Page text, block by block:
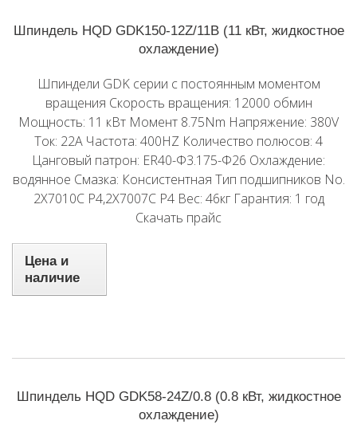
Шпиндель HQD GDK150-12Z/11B (11 кВт, жидкостное
охлаждение)
Шпиндели GDK серии с постоянным моментом
вращения Скорость вращения: 12000 обмин
Мощность: 11 кВт Момент 8.75Nm Напряжение: 380V
Ток: 22A Частота: 400HZ Количество полюсов: 4
Цанговый патрон: ER40-Φ3.175-Φ26 Охлаждение:
водянное Смазка: Консистентная Тип подшипников No.
2X7010C P4,2X7007C P4 Вес: 46кг Гарантия: 1 год
Скачать прайс
Цена и
наличие
Шпиндель HQD GDK58-24Z/0.8 (0.8 кВт, жидкостное
охлаждение)